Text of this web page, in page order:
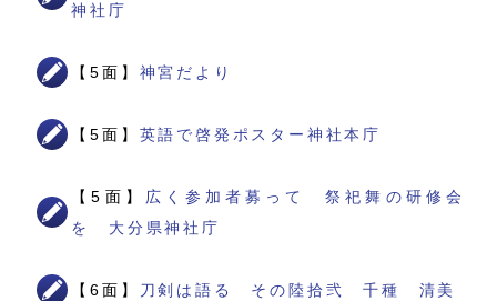
神社庁
【5面】 神宮だより
【5面】 英語で啓発ポスター神社本庁
【5面】 広く参加者募って 祭祀舞の研修会
を 大分県神社庁
【6面】 刀剣は語る その陸拾弐 千種 清美